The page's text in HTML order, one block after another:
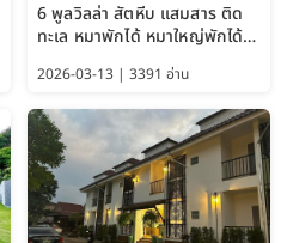
6 พูลวิลล่า สัตหีบ แสมสาร ติด
ทะเล หมาพักได้ หมาใหญ่พักได้
2026-03-13 | 3391 อ่าน